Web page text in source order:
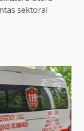
sektoral